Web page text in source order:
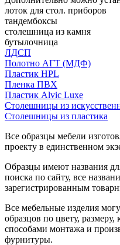
лоток для стол. приборов
тандембоксы
столешница из камня
бутылочница
ЛДСП
Полотно АГТ (МДФ)
Пластик HPL
Пленка ПВХ
Пластик Alvic Luxe
Столешницы из
Столешницы из пластика
Все образцы мебели
проекту в единственном
Образцы имеют названия
поиска по сайту, все
зарегистрированным
Все мебельные изделия
образцов по цвету,
способами монтажа и
фурнитуры.